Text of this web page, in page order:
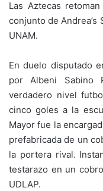
Las Aztecas
conjunto de
UNAM.
En duelo disputado
por Albeni Sabino
verdadero nivel
cinco goles a la
Mayor fue la
prefabricada de un
la portera rival.
testarazo en un
UDLAP.